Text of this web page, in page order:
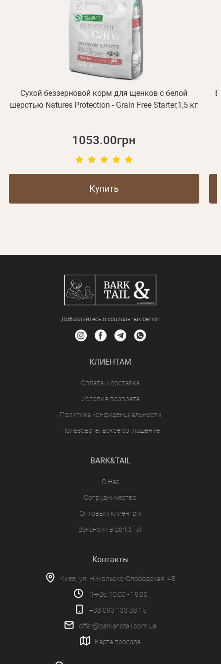
Сухой беззерновой корм для щенков с белой
шерстью Natures Protection - Grain Free Starter,1,5 кг
1053.00грн
Купить
Добавляйтесь в социальных сетяx:
КЛИЕНТАМ
Оплата и доставка
Условия возврата
Политика конфиденциальности
Пользовательское соглашение
BARK&TAIL
О Нас
Сотрудничество
Оптовым клиентам
Вакансии в Bark&Tail
Контакты
Киев, ул. Никольско-Слободская, 4В
Пн-Вс: 10:00 - 19:00
+38 093 133 38 15
offer@barkandtail.com.ua
Карта проезда
Отправить
Регистрация
или с помощью
Получать уведомления о новинках,скидках, акциях
Отправить
Вспомнили пароль?
Не пришло письмо?
Повторить отправку
ваша учетная запись не подтверждена